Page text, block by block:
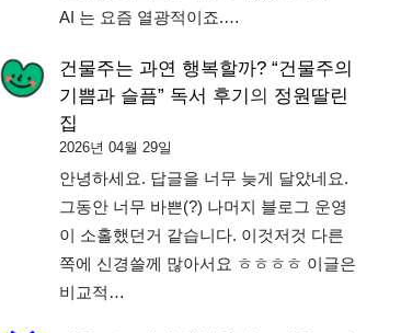
AI 는 요즘 열광적이죠.…
건물주는 과연 행복할까? “건물주의
기쁨과 슬픔” 독서 후기 의 정원딸린
집
2026년 04월 29일
안녕하세요. 답글을 너무 늦게 달았네요.
그동안 너무 바쁜(?) 나머지 블로그 운영
이 소홀했던거 같습니다. 이것저것 다른
쪽에 신경쓸께 많아서요 ㅎㅎㅎㅎ 이글은
비교적…